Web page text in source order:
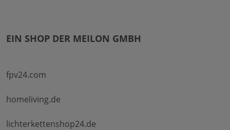
EIN SHOP DER MEILON GMBH
fpv24.com
homeliving.de
lichterkettenshop24.de